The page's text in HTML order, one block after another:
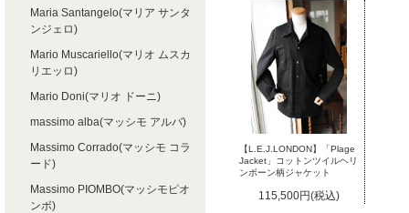
【L.E.J.LONDON】「Plage
Jacket」コットンツイルヘリ
ンボーン柄ジャケット
115,500円(税込)
Maria Santangelo(マリア サンタ
ンジェロ)
Mario Muscariello(マリオ ムスカ
リエッロ)
Mario Doni(マリオ ドーニ)
massimo alba(マッシモ アルバ)
Massimo Corrado(マッシモ コラ
ード)
Massimo PIOMBO(マッシモピオ
ンボ)